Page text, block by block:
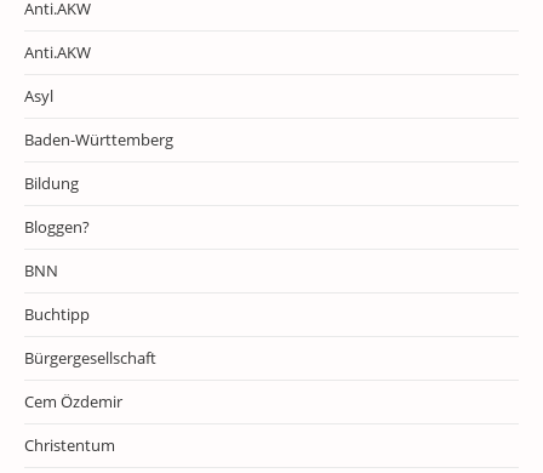
Anti.AKW
Anti.AKW
Asyl
Baden-Württemberg
Bildung
Bloggen?
BNN
Buchtipp
Bürgergesellschaft
Cem Özdemir
Christentum